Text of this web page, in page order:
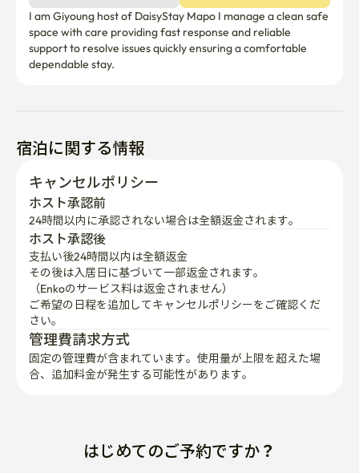
🌿 ルーフトップは静かにご利用くださいますようお願い
いたします。
🔇 午後10時以降は騒音が発生しないようご協力をお願い
⚠️ 安全のため、手すりの上に登る行為は禁止されていま
🧹 施設の破損またはひどい汚染が発生した場合、原状回
復費用が請求されることがあります。
♻️ 退室時には分別排出および基本的な整理をお願いいた
します。
⚠️ 利用規則に違反した場合、契約条件に基づき退室措置
および追加費用が発生することがあります。
I am Giyoung host of DaisyStay Mapo I manage a clean safe
space with care providing fast response and reliable
support to resolve issues quickly ensuring a comfortable
dependable stay.
宿泊に関する情報
キャンセルポリシー
ホスト承認前
24時間以内に承認されない場合は全額返金されます。
ホスト承認後
支払い後24時間以内は全額返金
その後は入居日に基づいて一部返金されます。
（Enkoのサービス料は返金されません）
ご希望の日程を追加してキャンセルポリシーをご確認くだ
さい。
管理費請求方式
固定の管理費が含まれています。使用量が上限を超えた場
合、追加料金が発生する可能性があります。
はじめてのご予約ですか？